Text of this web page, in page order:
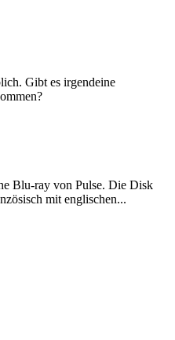
Gibt es irgendeine
Blu-ray von Pulse. Die Disk
mit englischen...